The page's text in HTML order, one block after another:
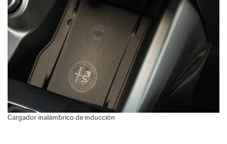
Cargador inalámbrico de inducción